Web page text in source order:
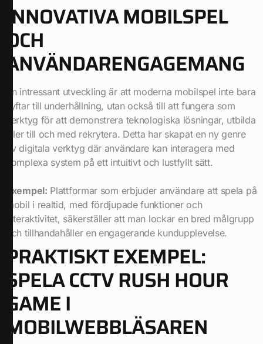
INNOVATIVA MOBILSPEL
OCH
ANVÄNDARENGAGEMANG
En intressant utveckling är att moderna mobilspel inte bara
syftar till underhållning, utan också till att fungera som
verktyg för att demonstrera teknologiska lösningar, utbilda
eller till och med rekrytera. Detta har skapat en ny genre
av digitala verktyg där användare kan interagera med
komplexa system på ett intuitivt och lustfyllt sätt.
Exempel: Plattformar som erbjuder användare att spela på
mobil i realtid, med fördjupade funktioner och
interaktivitet, säkerställer att man lockar en bred målgrupp
och tillhandahåller en engagerande kundupplevelse.
PRAKTISKT EXEMPEL:
SPELA CCTV RUSH HOUR
GAME I
MOBILWEBBLÄSAREN